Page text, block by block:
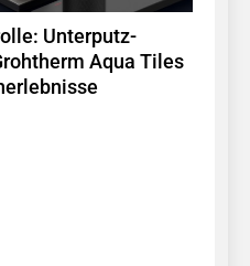
Unterputz-
Aqua Tiles